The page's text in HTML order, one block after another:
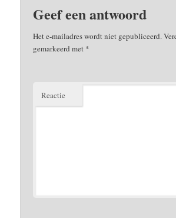
Geef een antwoord
Het e-mailadres wordt niet gepubliceerd.
gemarkeerd met *
Reactie